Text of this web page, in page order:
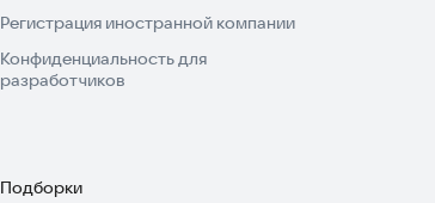
Регистрация иностранной компании
Конфиденциальность для
разработчиков
Подборки